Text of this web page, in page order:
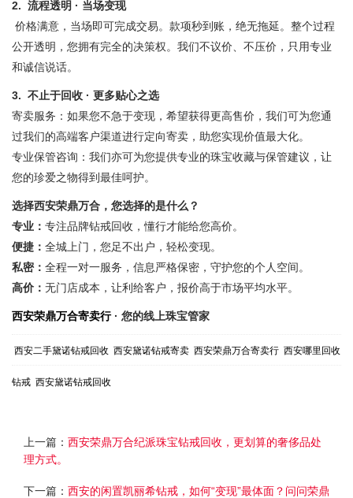
2. 流程透明 · 当场变现
价格满意，当场即可完成交易。款项秒到账，绝无拖延。整个过程
公开透明，您拥有完全的决策权。我们不议价、不压价，只用专业
和诚信说话。
3. 不止于回收 · 更多贴心之选
寄卖服务：如果您不急于变现，希望获得更高售价，我们可为您通
过我们的高端客户渠道进行定向寄卖，助您实现价值最大化。
专业保管咨询：我们亦可为您提供专业的珠宝收藏与保管建议，让
您的珍爱之物得到最佳呵护。
选择西安荣鼎万合，您选择的是什么？
专业： 专注品牌钻戒回收，懂行才能给您高价。
便捷： 全城上门，您足不出户，轻松变现。
私密： 全程一对一服务，信息严格保密，守护您的个人空间。
高价： 无门店成本，让利给客户，报价高于市场平均水平。
西安荣鼎万合寄卖行· 您的线上珠宝管家
西安二手黛诺钻戒回收 西安黛诺钻戒寄卖 西安荣鼎万合寄卖行 西安哪里回收
钻戒 西安黛诺钻戒回收
上一篇： 西安荣鼎万合纪派珠宝钻戒回收，更划算的奢侈品处
理方式。
下一篇： 西安的闲置凯丽希钻戒，如何“变现”最体面？问问荣鼎